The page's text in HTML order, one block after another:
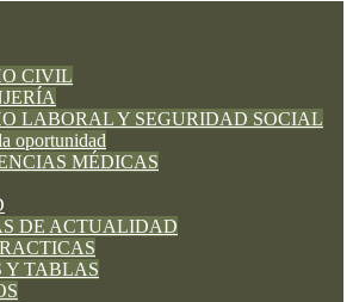
CIVIL
LABORAL Y SEGURIDAD SOCIAL
oportunidad
MÉDICAS
DE ACTUALIDAD
Y TABLAS